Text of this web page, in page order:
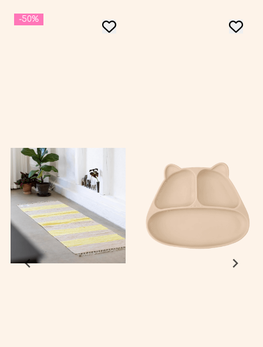
-50%